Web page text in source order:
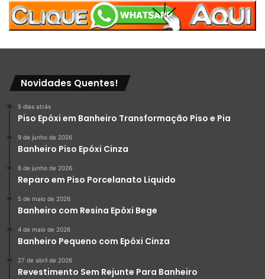
https://porcelanatoliquido.com/porcelanato-liquido-o-
https://porcelanatoliquido.com/pintura-epoxi-mogi-das-
cruzes/
Para informações sobre:
Curso de porcelanato liquido
Serviços
Compra de produtos
Whatsapp: 11 96717-8685 ou no link abaixo
https://api.whatsapp.com/send?
Novidades Quentes!
5 dias atrás
Piso Epóxi em Banheiro Transformação Piso e Pia
9 de junho de 2026
Banheiro Piso Epóxi Cinza
8 de junho de 2026
Reparo em Piso Porcelanato Liquido
5 de maio de 2026
Banheiro com Resina Epóxi Bege
4 de maio de 2026
Banheiro Pequeno com Epóxi Cinza
27 de abril de 2026
Revestimento Sem Rejunte Para Banheiro